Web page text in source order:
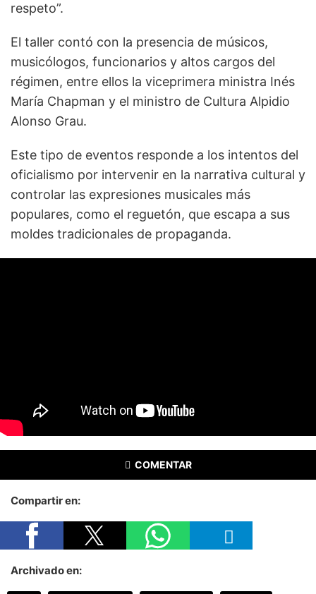
respeto”.
El taller contó con la presencia de músicos,
musicólogos, funcionarios y altos cargos del
régimen, entre ellos la viceprimera ministra Inés
María Chapman y el ministro de Cultura Alpidio
Alonso Grau.
Este tipo de eventos responde a los intentos del
oficialismo por intervenir en la narrativa cultural y
controlar las expresiones musicales más
populares, como el reguetón, que escapa a sus
moldes tradicionales de propaganda.
COMENTAR
Compartir en:
Archivado en: